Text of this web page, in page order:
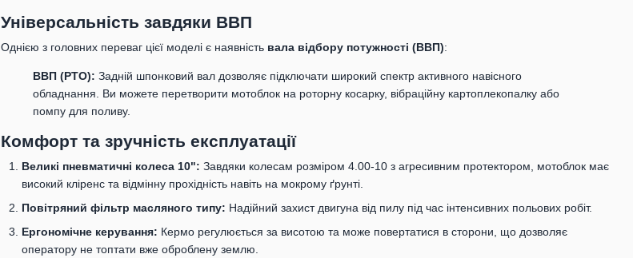
Універсальність завдяки ВВП
Однією з головних переваг цієї моделі є наявність вала відбору потужності (ВВП):
ВВП (PTO): Задній шпонковий вал дозволяє підключати широкий спектр активного навісного
обладнання. Ви можете перетворити мотоблок на роторну косарку, вібраційну картоплекопалку або
помпу для поливу.
Комфорт та зручність експлуатації
Великі пневматичні колеса 10": Завдяки колесам розміром 4.00-10 з агресивним протектором, мотоблок має
високий кліренс та відмінну прохідність навіть на мокрому ґрунті.
Повітряний фільтр масляного типу: Надійний захист двигуна від пилу під час інтенсивних польових робіт.
Ергономічне керування: Кермо регулюється за висотою та може повертатися в сторони, що дозволяє
оператору не топтати вже оброблену землю.